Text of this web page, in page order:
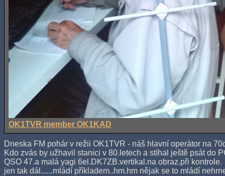
OK1TVR member OK1KAD
Dneska FM pohár v režii OK1TVR - náš hlavní operátor na
Kdo zvás by užhavil stanici v 80.letech a stíhal ještě psát do
QSO 47.a malá yagi 6el.DK7ZB.vertikal.na obraz.při kontrole.
jen tak dál......mládí příkladem..hm.hm nějak se to mládí